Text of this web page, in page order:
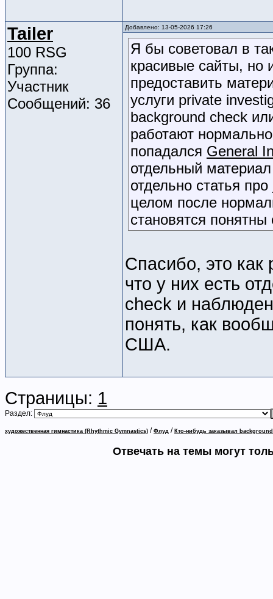
Tailer
100 RSG
Группа:
Участник
Сообщений: 36
Добавлено: 13-05-2026 17:26
Я бы советовал в
красивые сайты, но
предоставить
услуги private
background check
работают
попадался General
отдельный
отдельно статья про
целом после
становятся
Спасибо, это как
что у них есть
check и
понять, как
США.
Страницы: 1
Раздел:
художественная гимнастика (Rhythmic Gymnastics) / Флуд / Кто-нибудь заказывал
Отвечать на темы могут